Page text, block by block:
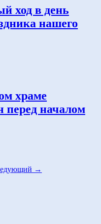
ход в день
нашего
храме
перед началом
→